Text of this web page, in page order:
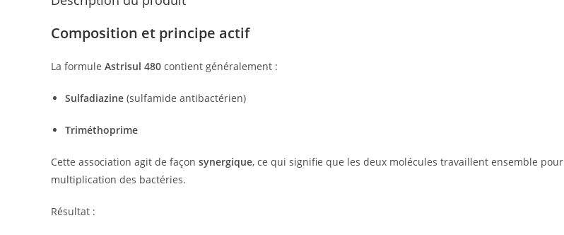
Composition et principe actif
La formule Astrisul 480 contient généralement :
Sulfadiazine (sulfamide antibactérien)
Triméthoprime
Cette association agit de façon synergique, ce qui signifie que les deux molécules travaillent ensemble pour
multiplication des bactéries.
Résultat :